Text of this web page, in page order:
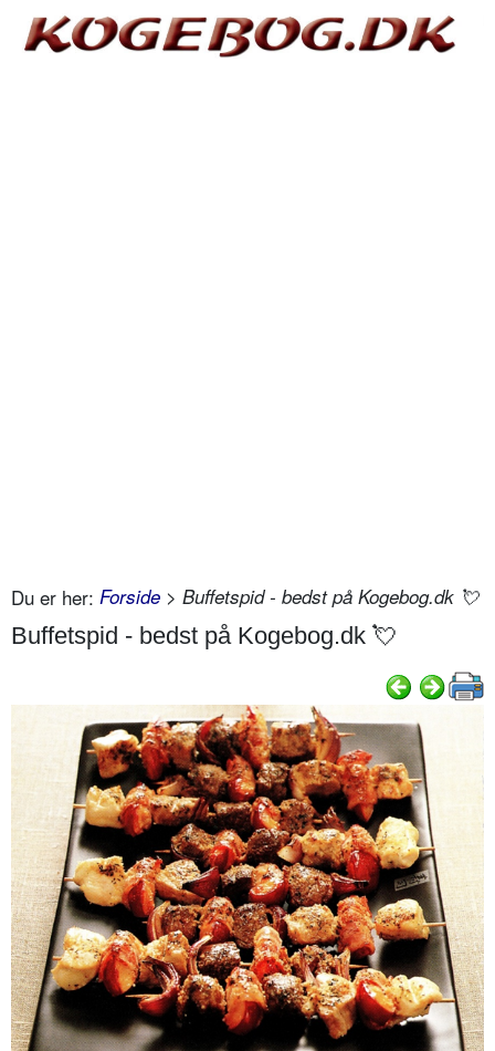
Du er her: Forside > Buffetspid - bedst på Kogebog.dk 💘
Buffetspid - bedst på Kogebog.dk 💘